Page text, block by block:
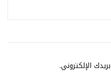
الإلكتروني.